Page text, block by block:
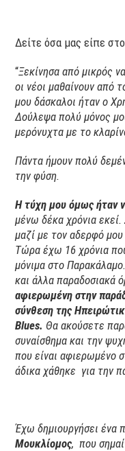
Δείτε όσα μας είπε
“Ξεκίνησα από μικρός
οι νέοι μαθαίνουν από
μου δάσκαλοι ήταν ο
Δούλεψα πολύ μόνος
μερόνυχτα με το
Πάντα ήμουν πολύ
την φύση.
Η τύχη μου όμως ήταν
μένω δέκα χρόνια
μαζί με τον αδερφό
Τώρα έχω 16 χρόνια
μόνιμα στο
και άλλα παραδοσιακά
αφιερωμένη στην
σύνθεση της
Blues. Θα ακούσετε
συναίσθημα και την
που είναι αφιερωμένο
άδικα χάθηκε για την
Έχω δημιουργήσει ένα
Μουκλίομος, που